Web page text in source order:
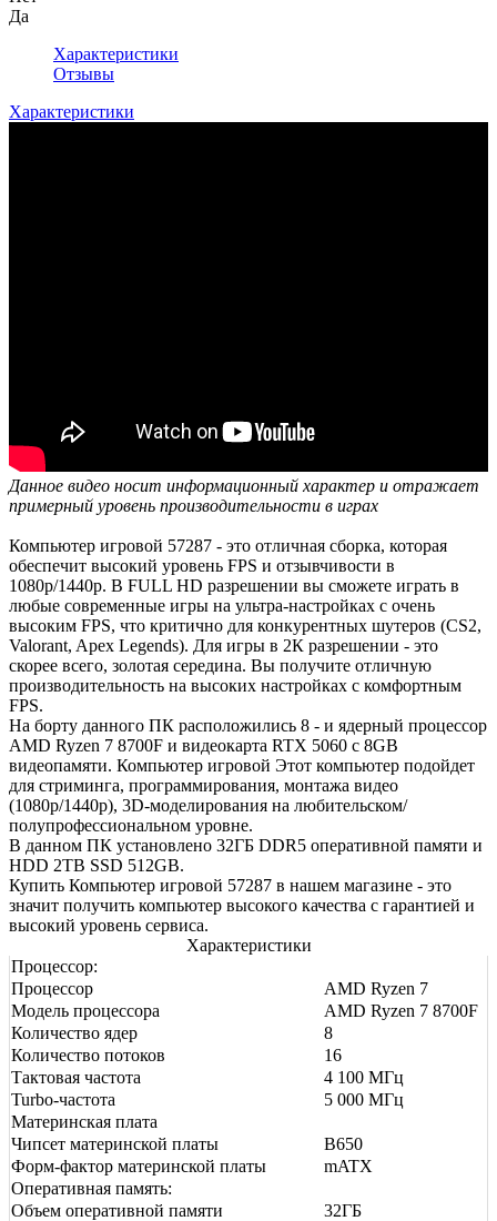
Да
Характеристики
Отзывы
Характеристики
Данное видео носит информационный характер и отражает
примерный уровень производительности в играх
Компьютер игровой 57287 - это отличная сборка, которая
обеспечит высокий уровень FPS и отзывчивости в
1080р/1440р. В FULL HD разрешении вы сможете играть в
любые современные игры на ультра-настройках с очень
высоким FPS, что критично для конкурентных шутеров (CS2,
Valorant, Apex Legends). Для игры в 2К разрешении - это
скорее всего, золотая середина. Вы получите отличную
производительность на высоких настройках с комфортным
FPS.
На борту данного ПК расположились 8 - и ядерный процессор
AMD Ryzen 7 8700F и видеокарта RTX 5060 с 8GB
видеопамяти. Компьютер игровой Этот компьютер подойдет
для стриминга, программирования, монтажа видео
(1080р/1440р), 3D-моделирования на любительском/
полупрофессиональном уровне.
В данном ПК установлено 32ГБ DDR5 оперативной памяти и
HDD 2TB SSD 512GB.
Купить Компьютер игровой 57287 в нашем магазине - это
значит получить компьютер высокого качества с гарантией и
высокий уровень сервиса.
Характеристики
Процессор:
Процессор
AMD Ryzen 7
Модель процессора
AMD Ryzen 7 8700F
Количество ядер
8
Количество потоков
16
Тактовая частота
4 100 МГц
Turbo-частота
5 000 МГц
Материнская плата
Чипсет материнской платы
B650
Форм-фактор материнской платы
mATX
Оперативная память:
Объем оперативной памяти
32ГБ